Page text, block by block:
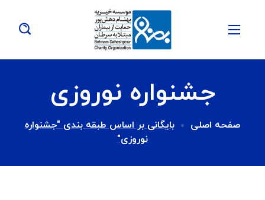
جشنواره نوروزی
صفحه اصلی
بایگانی بر اساس طبقه بندی "جشنواره
نوروزی"